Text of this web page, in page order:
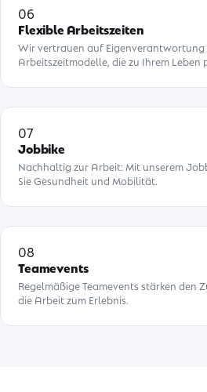
06
Flexible Arbeitszeiten
Wir vertrauen auf Eigenverantwortung
Arbeitszeitmodelle, die zu Ihrem Leben
07
Jobbike
Nachhaltig zur Arbeit: Mit unserem
Sie Gesundheit und Mobilität.
08
Teamevents
Regelmäßige Teamevents stärken den
die Arbeit zum Erlebnis.